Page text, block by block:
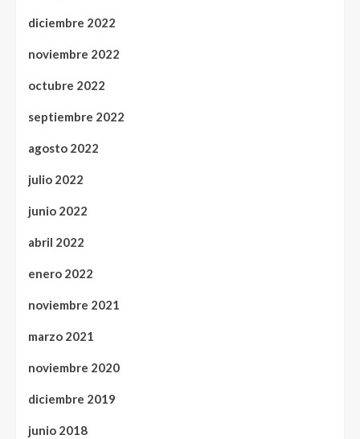
diciembre 2022
noviembre 2022
octubre 2022
septiembre 2022
agosto 2022
julio 2022
junio 2022
abril 2022
enero 2022
noviembre 2021
marzo 2021
noviembre 2020
diciembre 2019
junio 2018